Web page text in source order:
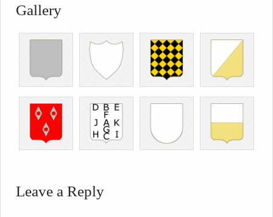
Gallery
Leave a Reply